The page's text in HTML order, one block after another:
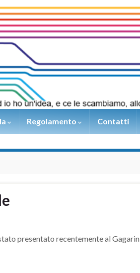
Regolamento Contatti
presentato recentemente al Gagarin